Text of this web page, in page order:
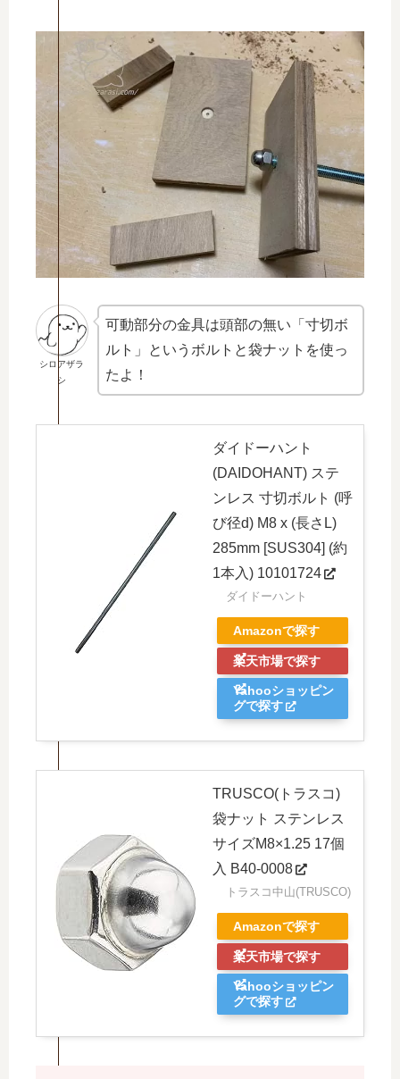
シロアザラ
シ
可動部分の金具は頭部の無い「寸切ボ
ルト」というボルトと袋ナットを使っ
たよ！
ダイドーハント
(DAIDOHANT) ステ
ンレス 寸切ボルト (呼
び径d) M8 x (長さL)
285mm [SUS304] (約
1本入) 10101724
ダイドーハント
Amazonで探す
楽天市場で探す
Yahooショッピン
グで探す
TRUSCO(トラスコ)
袋ナット ステンレス
サイズM8×1.25 17個
入 B40-0008
トラスコ中山(TRUSCO)
Amazonで探す
楽天市場で探す
Yahooショッピン
グで探す